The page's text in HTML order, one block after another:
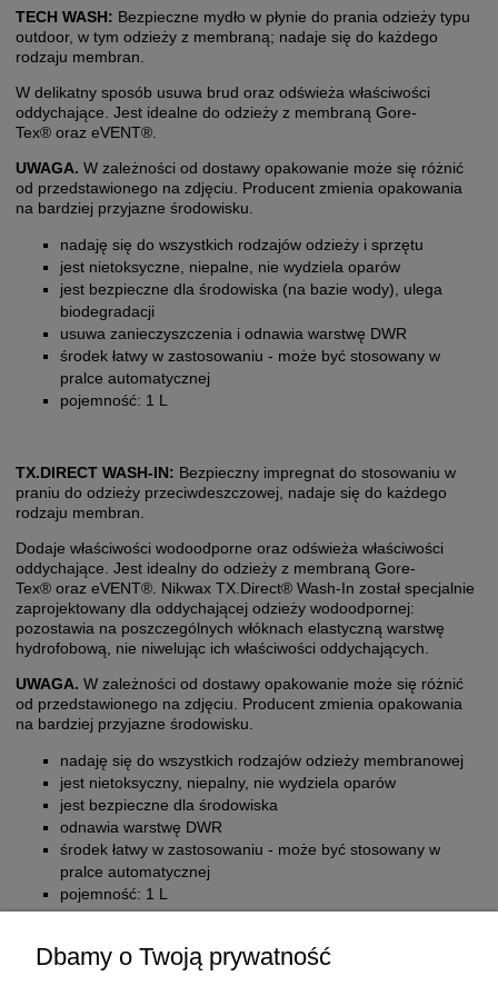
TECH WASH: Bezpieczne mydło w płynie do prania odzieży typu
outdoor, w tym odzieży z membraną; nadaje się do każdego
rodzaju membran.
W delikatny sposób usuwa brud oraz odświeża właściwości
oddychające. Jest idealne do odzieży z membraną Gore-
Tex® oraz eVENT®.
UWAGA. W zależności od dostawy opakowanie może się różnić
od przedstawionego na zdjęciu. Producent zmienia opakowania
na bardziej przyjazne środowisku.
nadaję się do wszystkich rodzajów odzieży i sprzętu
jest nietoksyczne, niepalne, nie wydziela oparów
jest bezpieczne dla środowiska (na bazie wody), ulega
biodegradacji
usuwa zanieczyszczenia i odnawia warstwę DWR
środek łatwy w zastosowaniu - może być stosowany w
pralce automatycznej
pojemność: 1 L
TX.DIRECT WASH-IN: Bezpieczny impregnat do stosowaniu w
praniu do odzieży przeciwdeszczowej, nadaje się do każdego
rodzaju membran.
Dodaje właściwości wodoodporne oraz odświeża właściwości
oddychające. Jest idealny do odzieży z membraną Gore-
Tex® oraz eVENT®. Nikwax TX.Direct® Wash-In został specjalnie
zaprojektowany dla oddychającej odzieży wodoodpornej:
pozostawia na poszczególnych włóknach elastyczną warstwę
hydrofobową, nie niwelując ich właściwości oddychających.
UWAGA. W zależności od dostawy opakowanie może się różnić
od przedstawionego na zdjęciu. Producent zmienia opakowania
na bardziej przyjazne środowisku.
nadaję się do wszystkich rodzajów odzieży membranowej
jest nietoksyczny, niepalny, nie wydziela oparów
jest bezpieczne dla środowiska
odnawia warstwę DWR
środek łatwy w zastosowaniu - może być stosowany w
pralce automatycznej
pojemność: 1 L
Dbamy o Twoją prywatność